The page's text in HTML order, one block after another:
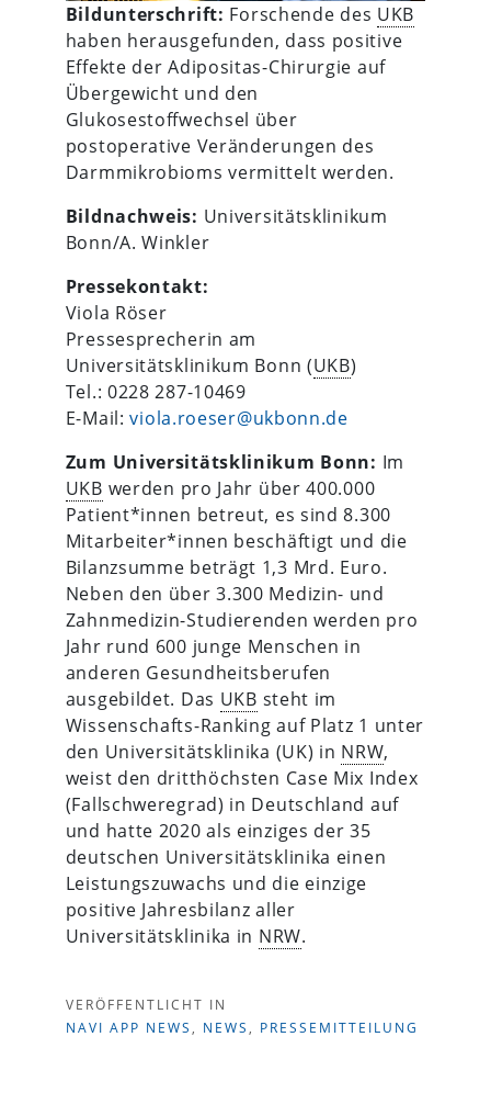
Bildunterschrift: Forschende des UKB
haben herausgefunden, dass positive
Effekte der Adipositas-Chirurgie auf
Übergewicht und den
Glukosestoffwechsel über
postoperative Veränderungen des
Darmmikrobioms vermittelt werden.
Bildnachweis: Universitätsklinikum
Bonn/A. Winkler
Pressekontakt:
Viola Röser
Pressesprecherin am
Universitätsklinikum Bonn (UKB)
Tel.: 0228 287-10469
E-Mail:viola.roeser@ukbonn.de
Zum Universitätsklinikum Bonn: Im
UKB werden pro Jahr über 400.000
Patient*innen betreut, es sind 8.300
Mitarbeiter*innen beschäftigt und die
Bilanzsumme beträgt 1,3 Mrd. Euro.
Neben den über 3.300 Medizin- und
Zahnmedizin-Studierenden werden pro
Jahr rund 600 junge Menschen in
anderen Gesundheitsberufen
ausgebildet. Das UKB steht im
Wissenschafts-Ranking auf Platz 1 unter
den Universitätsklinika (UK) in NRW,
weist den dritthöchsten Case Mix Index
(Fallschweregrad) in Deutschland auf
und hatte 2020 als einziges der 35
deutschen Universitätsklinika einen
Leistungszuwachs und die einzige
positive Jahresbilanz aller
Universitätsklinika in NRW.
VERÖFFENTLICHT IN
NAVI APP NEWS , NEWS , PRESSEMITTEILUNG